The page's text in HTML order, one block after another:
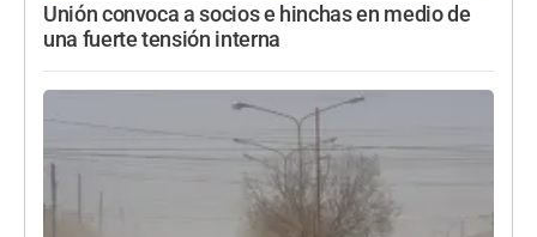
Unión convoca a socios e hinchas en medio de
una fuerte tensión interna